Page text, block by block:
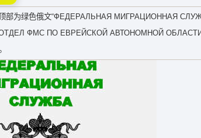
顶部为绿色俄文“ФЕДЕРАЛЬНАЯ МИГРАЦИОННАЯ
“ОТДЕЛ ФМС ПО ЕВРЕЙСКОЙ АВТОНОМНОЙ ОБЛАСТИ”